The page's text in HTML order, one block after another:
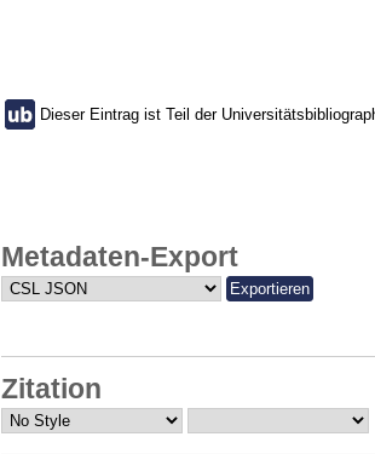
Dieser Eintrag ist Teil der
Metadaten-Export
Zitation